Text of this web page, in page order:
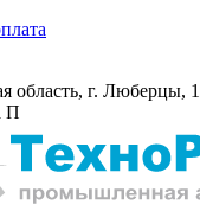
область, г. Люберцы,
П